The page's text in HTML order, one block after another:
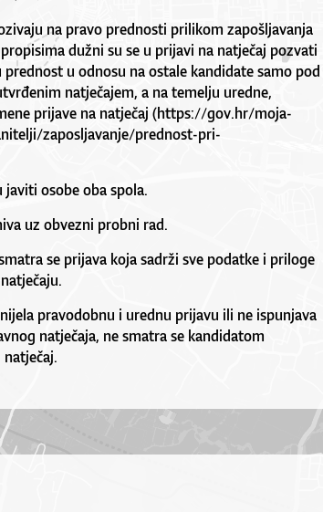
na pravo prednosti prilikom zapošljavanja
dužni su se u prijavi na natječaj pozvati
u odnosu na ostale kandidate samo pod
natječajem, a na temelju uredne,
prijave na natječaj (https://gov.hr/moja-
zaposljavanje/prednost-pri-
javiti osobe oba spola.
uz obvezni probni rad.
se prijava koja sadrži sve podatke i priloge
pravodobnu i urednu prijavu ili ne ispunjava
natječaja, ne smatra se kandidatom